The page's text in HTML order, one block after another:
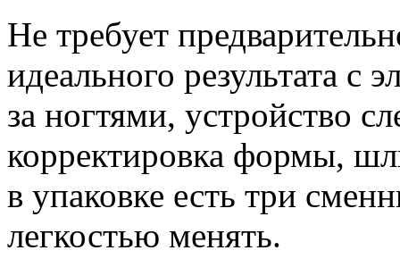
Не требует
идеального результата с
за ногтями, устройство
корректировка формы,
в упаковке есть три
легкостью менять.